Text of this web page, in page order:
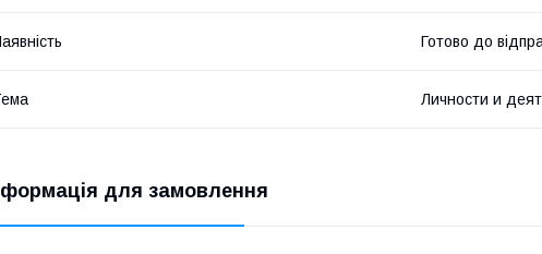
Готово до
Личности и
для замовлення